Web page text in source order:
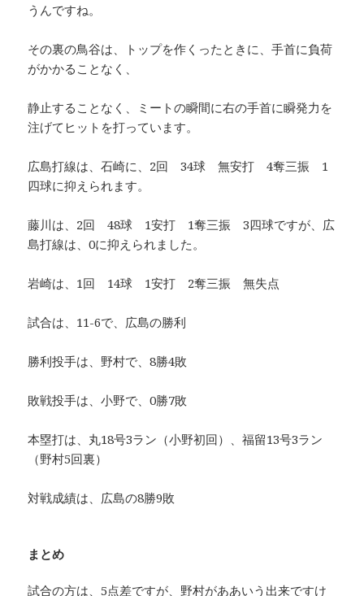
うんですね。
その裏の鳥谷は、トップを作くったときに、手首に負荷
がかかることなく、
静止することなく、ミートの瞬間に右の手首に瞬発力を
注げてヒットを打っています。
広島打線は、石崎に、2回 34球 無安打 4奪三振 1
四球に抑えられます。
藤川は、2回 48球 1安打 1奪三振 3四球ですが、広
島打線は、0に抑えられました。
岩崎は、1回 14球 1安打 2奪三振 無失点
試合は、11-6で、広島の勝利
勝利投手は、野村で、8勝4敗
敗戦投手は、小野で、0勝7敗
本塁打は、丸18号3ラン（小野初回）、福留13号3ラン
（野村5回裏）
対戦成績は、広島の8勝9敗
まとめ
試合の方は、5点差ですが、野村がああいう出来ですけ